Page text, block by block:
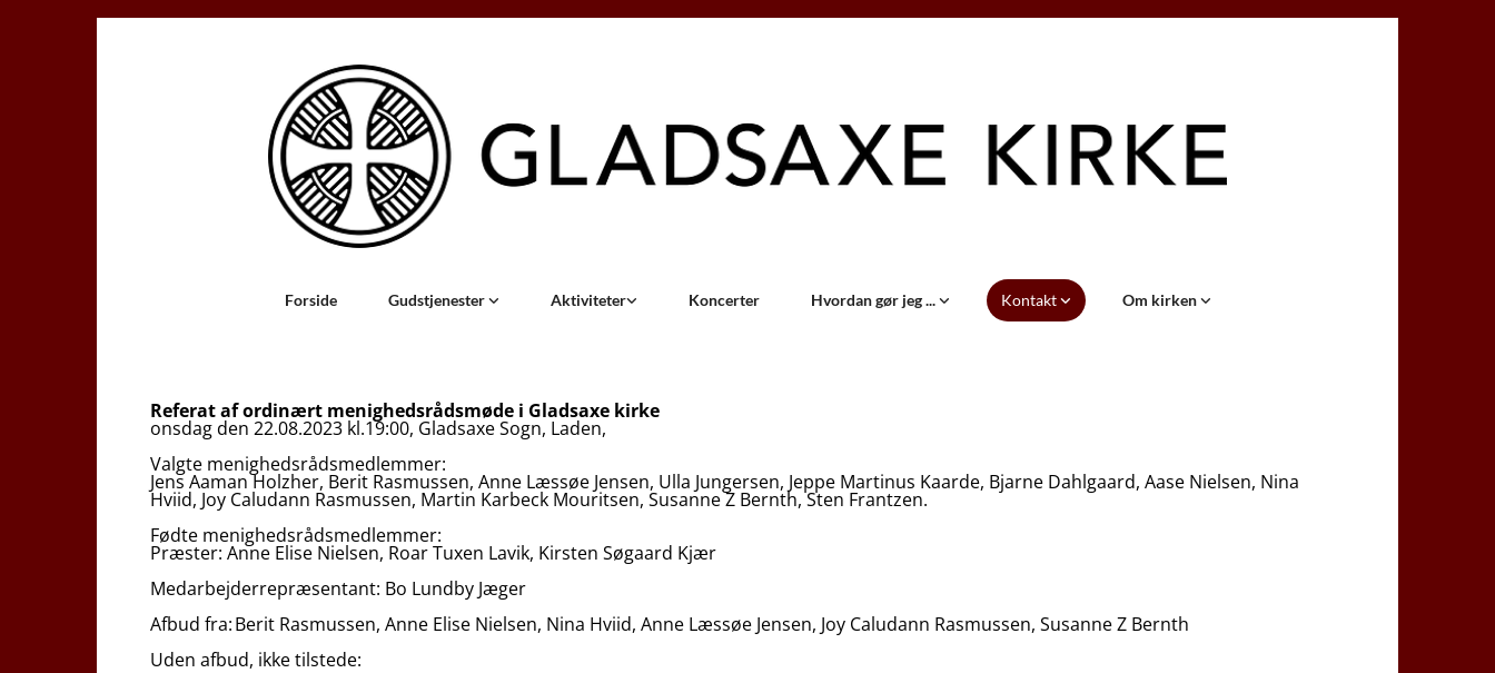
Forside Gudstjenester Aktiviteter Koncerter Hvordan gør jeg ... Kontakt Om kirken
Referat af ordinært menighedsrådsmøde i Gladsaxe kirke
onsdag den 22.08.2023 kl.19:00, Gladsaxe Sogn, Laden,
Valgte menighedsrådsmedlemmer:
Jens Aaman Holzher, Berit Rasmussen, Anne Læssøe Jensen, Ulla Jungersen, Jeppe Martinus Kaarde, Bjarne Dahlgaard, Aase Nielsen, Nina
Hviid, Joy Caludann Rasmussen, Martin Karbeck Mouritsen, Susanne Z Bernth, Sten Frantzen.
Fødte menighedsrådsmedlemmer:
Præster: Anne Elise Nielsen, Roar Tuxen Lavik, Kirsten Søgaard Kjær
Medarbejderrepræsentant: Bo Lundby Jæger
Afbud fra: Berit Rasmussen, Anne Elise Nielsen, Nina Hviid, Anne Læssøe Jensen, Joy Caludann Rasmussen, Susanne Z Bernth
Uden afbud, ikke tilstede: